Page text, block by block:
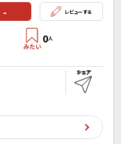
- レビューする
0人